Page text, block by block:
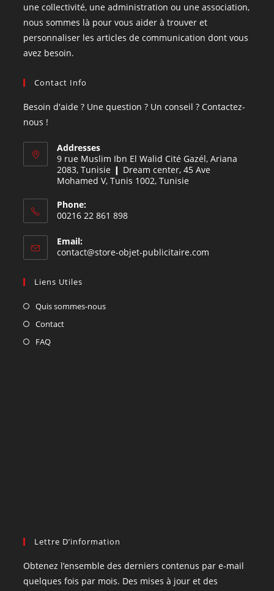
une collectivité, une administration ou une association,
nous sommes là pour vous aider à trouver et
personnaliser les articles de communication dont vous
avez besoin.
Contact Info
Besoin d'aide ? Une question ? Un conseil ? Contactez-
nous !
Addresses
9 rue Muslim Ibn El Walid Cité Gazél, Ariana
2083, Tunisie ❙ Dream center, 45 Ave
Mohamed V, Tunis 1002, Tunisie
Phone:
00216 22 861 898
Email:
contact@store-objet-publicitaire.com
Liens Utiles
Quis sommes-nous
Contact
FAQ
Lettre D’information
Obtenez l’ensemble des derniers contenus par e-mail
quelques fois par mois. Des mises à jour et des